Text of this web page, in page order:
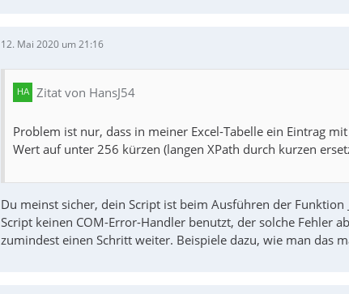
12. Mai 2020 um 21:16
Zitat von HansJ54
Problem ist nur, dass in meiner Excel-Tabelle ein Eintrag
Wert auf unter 256 kürzen (langen XPath durch kurzen
Du meinst sicher, dein Script ist beim Ausführen der
Script keinen COM-Error-Handler benutzt, der solche Fehler
zumindest einen Schritt weiter. Beispiele dazu, wie man das